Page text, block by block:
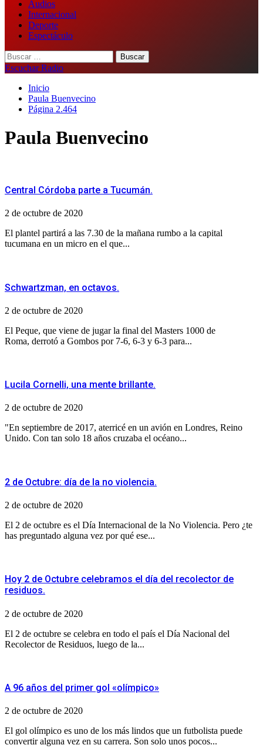
Audios
Internacional
Deporte
Espectáculo
Buscar:
Escuchar Radio
Inicio
Paula Buenvecino
Página 2.464
Paula Buenvecino
Central Córdoba parte a Tucumán.
2 de octubre de 2020
El plantel partirá a las 7.30 de la mañana rumbo a la capital
tucumana en un micro en el que...
Schwartzman, en octavos.
2 de octubre de 2020
El Peque, que viene de jugar la final del Masters 1000 de
Roma, derrotó a Gombos por 7-6, 6-3 y 6-3 para...
Lucila Cornelli, una mente brillante.
2 de octubre de 2020
"En septiembre de 2017, aterricé en un avión en Londres, Reino
Unido. Con tan solo 18 años cruzaba el océano...
2 de Octubre: día de la no violencia.
2 de octubre de 2020
El 2 de octubre es el Día Internacional de la No Violencia. Pero ¿te
has preguntado alguna vez por qué ese...
Hoy 2 de Octubre celebramos el día del recolector de
residuos.
2 de octubre de 2020
El 2 de octubre se celebra en todo el país el Día Nacional del
Recolector de Residuos, luego de la...
A 96 años del primer gol «olímpico»
2 de octubre de 2020
El gol olímpico es uno de los más lindos que un futbolista puede
convertir alguna vez en su carrera. Son solo unos pocos...